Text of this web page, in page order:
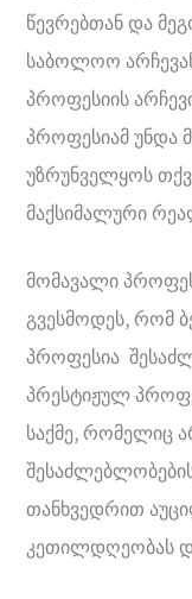
წევრებთან და
საბოლოო
პროფესიის
პროფესიამ უნდა
უზრუნველყოს
მაქსიმალური
მომავალი
გვესმოდეს, რომ
პროფესია
პრესტიჟულ
საქმე, რომელიც
თანხვედრით
კეთილდღეობას